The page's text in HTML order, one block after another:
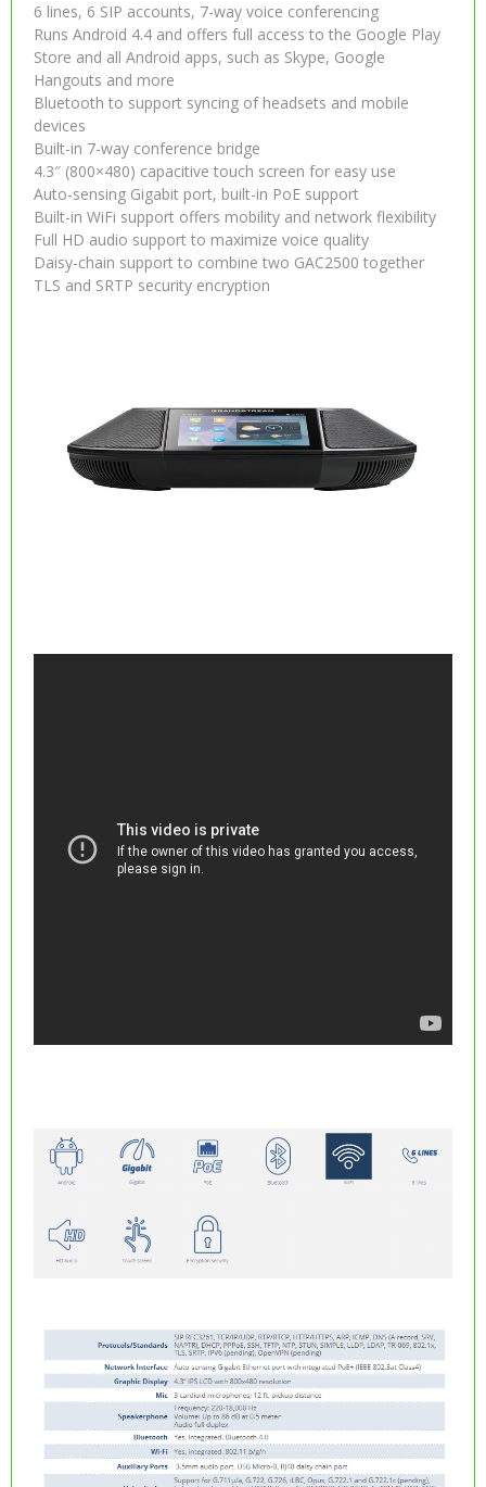
6 lines, 6 SIP accounts, 7-way voice conferencing
Runs Android 4.4 and offers full access to the Google Play
Store and all Android apps, such as Skype, Google
Hangouts and more
Bluetooth to support syncing of headsets and mobile
devices
Built-in 7-way conference bridge
4.3″ (800×480) capacitive touch screen for easy use
Auto-sensing Gigabit port, built-in PoE support
Built-in WiFi support offers mobility and network flexibility
Full HD audio support to maximize voice quality
Daisy-chain support to combine two GAC2500 together
TLS and SRTP security encryption